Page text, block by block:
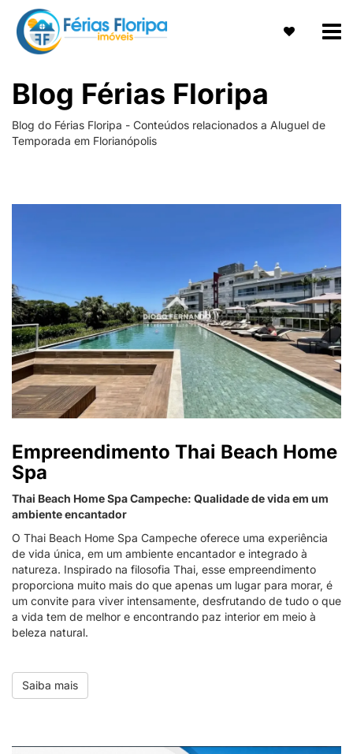
Blog Férias Floripa
Blog do Férias Floripa - Conteúdos relacionados a Aluguel de
Temporada em Florianópolis
Empreendimento Thai Beach Home
Spa
Thai Beach Home Spa Campeche: Qualidade de vida em um
ambiente encantador
O Thai Beach Home Spa Campeche oferece uma experiência
de vida única, em um ambiente encantador e integrado à
natureza. Inspirado na filosofia Thai, esse empreendimento
proporciona muito mais do que apenas um lugar para morar, é
um convite para viver intensamente, desfrutando de tudo o que
a vida tem de melhor e encontrando paz interior em meio à
beleza natural.
Saiba mais